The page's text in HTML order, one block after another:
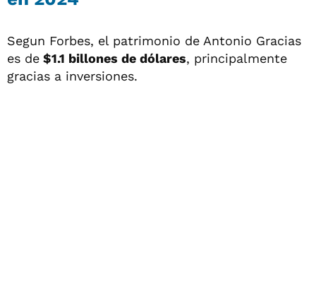
Segun Forbes, el patrimonio de Antonio Gracias
es de $1.1 billones de dólares, principalmente
gracias a inversiones.